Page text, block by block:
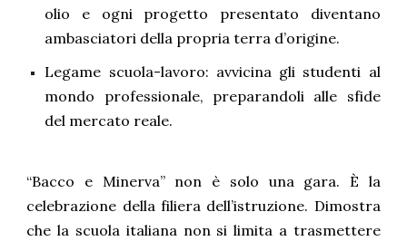
olio e ogni progetto presentato diventano
ambasciatori della propria terra d’origine.
Legame scuola-lavoro: avvicina gli studenti al
mondo professionale, preparandoli alle sfide
del mercato reale.
“Bacco e Minerva” non è solo una gara. È la
celebrazione della filiera dell’istruzione. Dimostra
che la scuola italiana non si limita a trasmettere